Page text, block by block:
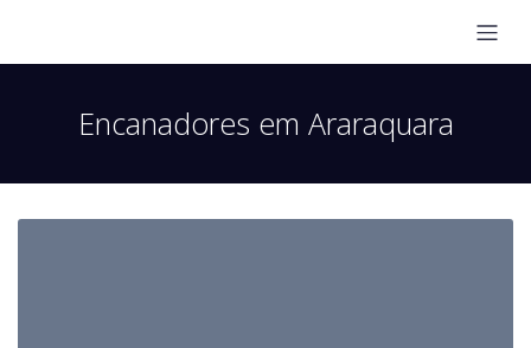
Encanadores em Araraquara